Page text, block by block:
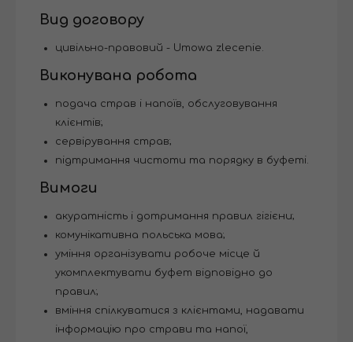
Вид договору
цивільно-правовий - Umowa zlecenie.
Виконувана робота
подача страв і напоїв, обслуговування
клієнтів;
сервірування страв;
підтримання чистоти та порядку в буфеті.
Вимоги
акуратність і дотримання правил гігієни;
комунікативна польська мова;
уміння організувати робоче місце й
укомплектувати буфет відповідно до
правил;
вміння спілкуватися з клієнтами, надавати
інформацію про страви та напої,